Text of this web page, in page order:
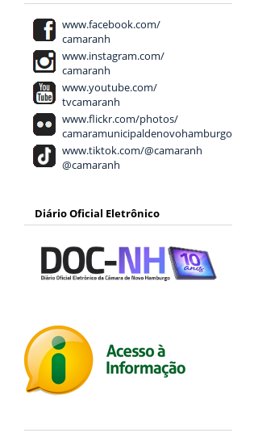
www.facebook.com/
camaranh
www.instagram.com/
camaranh
www.youtube.com/
tvcamaranh
www.flickr.com/photos/
camaramunicipaldenovohamburgo
www.tiktok.com/@camaranh
@camaranh
Diário Oficial Eletrônico